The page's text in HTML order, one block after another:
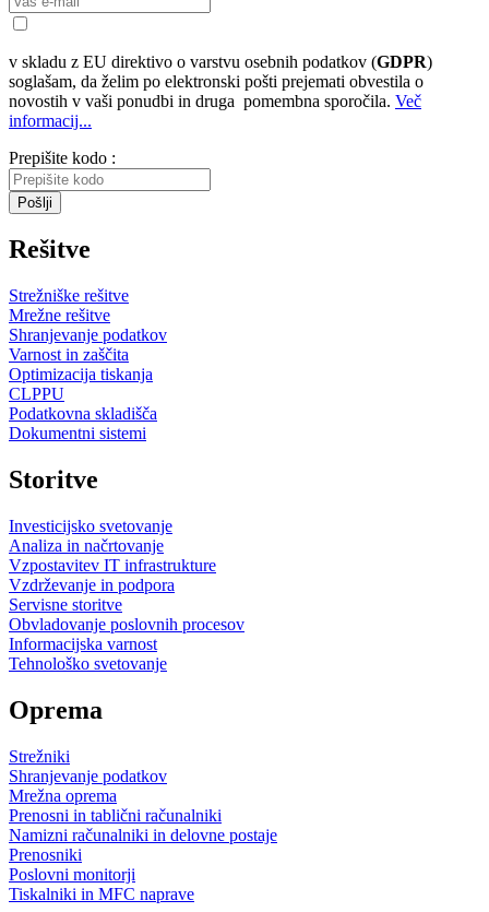
v skladu z EU direktivo o varstvu osebnih podatkov (GDPR)
soglašam, da želim po elektronski pošti prejemati obvestila o
novostih v vaši ponudbi in druga pomembna sporočila. Več
informacij...
Prepišite kodo :
Pošlji
Rešitve
Strežniške rešitve
Mrežne rešitve
Shranjevanje podatkov
Varnost in zaščita
Optimizacija tiskanja
CLPPU
Podatkovna skladišča
Dokumentni sistemi
Storitve
Investicijsko svetovanje
Analiza in načrtovanje
Vzpostavitev IT infrastrukture
Vzdrževanje in podpora
Servisne storitve
Obvladovanje poslovnih procesov
Informacijska varnost
Tehnološko svetovanje
Oprema
Strežniki
Shranjevanje podatkov
Mrežna oprema
Prenosni in tablični računalniki
Namizni računalniki in delovne postaje
Prenosniki
Poslovni monitorji
Tiskalniki in MFC naprave